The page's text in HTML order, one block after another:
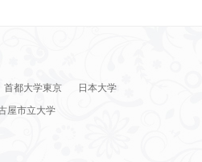
首都大学東京
日本大学
屋市立大学